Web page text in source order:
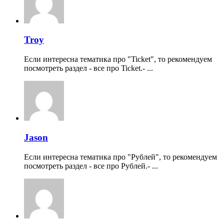
Troy
Если интересна тематика про "Ticket", то рекомендуем
посмотреть раздел - все про Ticket.- ...
Jason
Если интересна тематика про "Рублей", то рекомендуем
посмотреть раздел - все про Рублей.- ...